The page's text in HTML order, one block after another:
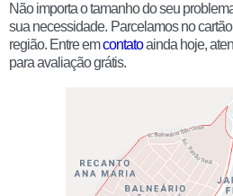
Não importa o tamanho do seu
sua necessidade. Parcelamos no
região. Entre emcontatoainda hoje,
para avaliação grátis.